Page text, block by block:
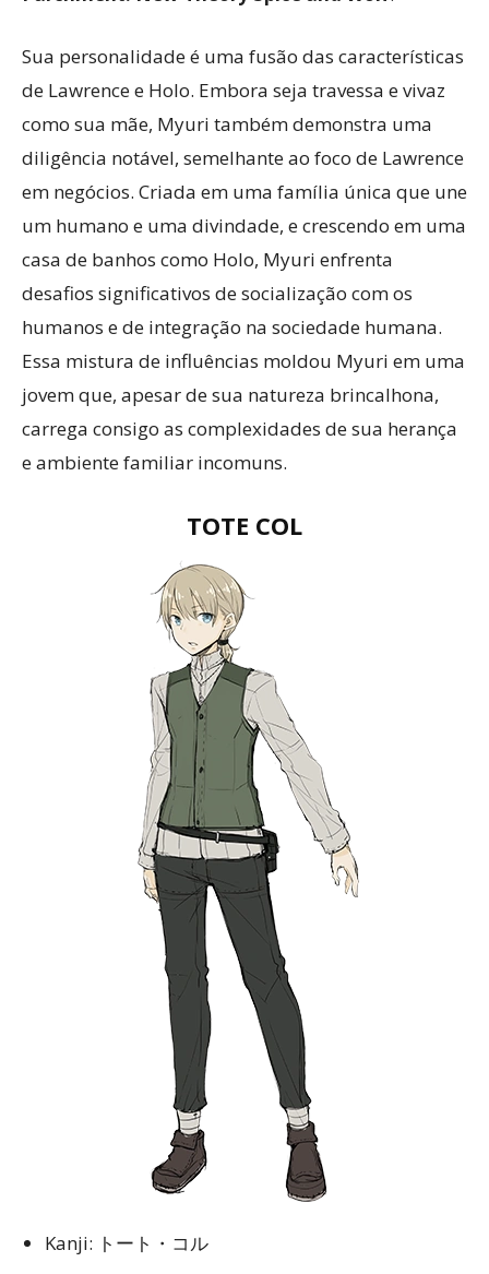
Sua personalidade é uma fusão das características
de Lawrence e Holo. Embora seja travessa e vivaz
como sua mãe, Myuri também demonstra uma
diligência notável, semelhante ao foco de Lawrence
em negócios. Criada em uma família única que une
um humano e uma divindade, e crescendo em uma
casa de banhos como Holo, Myuri enfrenta
desafios significativos de socialização com os
humanos e de integração na sociedade humana.
Essa mistura de influências moldou Myuri em uma
jovem que, apesar de sua natureza brincalhona,
carrega consigo as complexidades de sua herança
e ambiente familiar incomuns.
TOTE COL
Kanji: トート・コル